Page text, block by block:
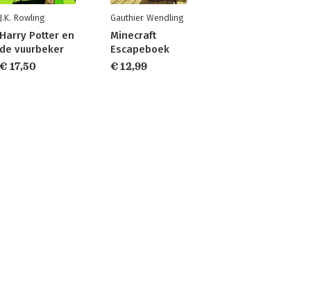
J.K. Rowling
Harry Potter en
de vuurbeker
€ 17,50
Gauthier Wendling
Minecraft
Escapeboek
€ 12,99